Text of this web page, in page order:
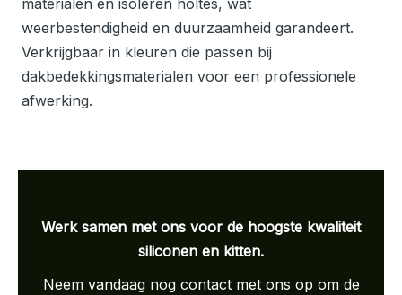
materialen en isoleren holtes, wat
weerbestendigheid en duurzaamheid garandeert.
Verkrijgbaar in kleuren die passen bij
dakbedekkingsmaterialen voor een professionele
afwerking.
Werk samen met ons voor de hoogste kwaliteit
siliconen en kitten.
Neem vandaag nog contact met ons op om de